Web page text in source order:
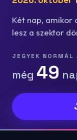
Két nap, amikor
lesz a szektor
JEGYEK NORMÁL
még 49